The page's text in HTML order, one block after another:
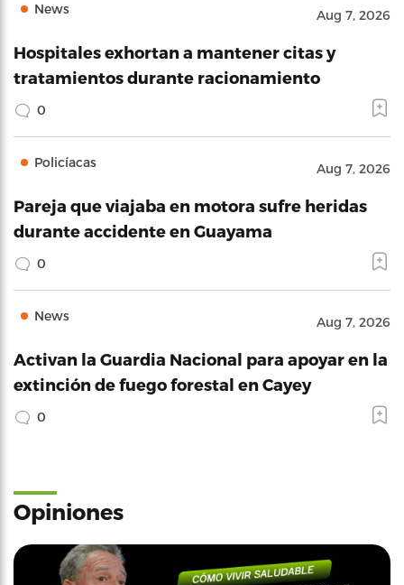
News Aug 7, 2026
Hospitales exhortan a mantener citas y
tratamientos durante racionamiento
0
Policíacas Aug 7, 2026
Pareja que viajaba en motora sufre heridas
durante accidente en Guayama
0
News Aug 7, 2026
Activan la Guardia Nacional para apoyar en la
extinción de fuego forestal en Cayey
0
Opiniones